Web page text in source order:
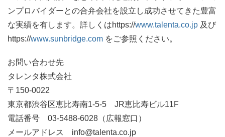
ンプロバイダーとの合弁会社を設立し成功させてきた豊富
な実績を有します。詳しくはhttps://www.talenta.co.jp 及び
https://www.sunbridge.com をご参照ください。
お問い合わせ先
タレンタ株式会社
〒 150-0022
東京都渋谷区恵比寿南1-5-5 JR恵比寿ビル11F
電話番号 03-5488-6028 （広報窓口）
メールアドレス info@talenta.co.jp